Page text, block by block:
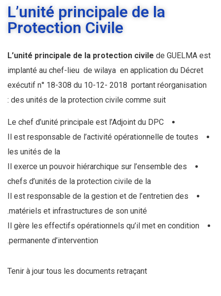
L’unité principale de la
Protection Civile
L’unité principale de la protection civile de GUELMA est
implanté au chef-lieu de wilaya en application du Décret
exécutif n° 18-308 du 10-12- 2018 portant réorganisation
des unités de la protection civile comme suit :
Le chef d’unité principale est l’Adjoint du DPC
Il est responsable de l’activité opérationnelle de toutes
les unités de la
Il exerce un pouvoir hiérarchique sur l’ensemble des
chefs d’unités de la protection civile de la
Il est responsable de la gestion et de l’entretien des
matériels et infrastructures de son unité.
Il gère les effectifs opérationnels qu’il met en condition
permanente d’intervention.
Tenir à jour tous les documents retraçant